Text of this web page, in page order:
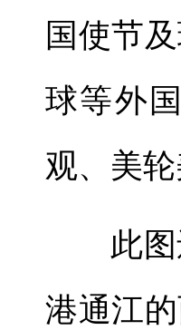
国使节
球等外
观、美轮
此
港通江